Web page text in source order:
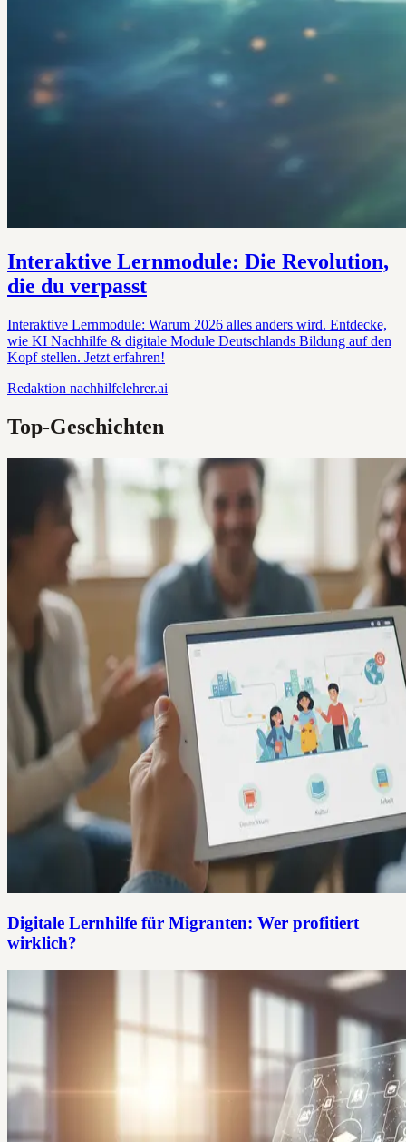
Interaktive Lernmodule: Die Revolution,
die du verpasst
Interaktive Lernmodule: Warum 2026 alles anders wird. Entdecke,
wie KI Nachhilfe & digitale Module Deutschlands Bildung auf den
Kopf stellen. Jetzt erfahren!
Redaktion nachhilfelehrer.ai
Top-Geschichten
Digitale Lernhilfe für Migranten: Wer profitiert
wirklich?